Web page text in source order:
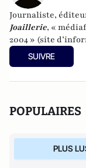
Journaliste,
Joaillerie, «
2004 » (site
publicité-100 %
et de l’analyse des
SUIVRE
POPULAIRES
PLUS